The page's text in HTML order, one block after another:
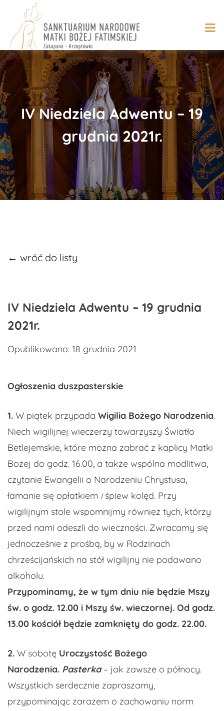
content
IV Niedziela Adwentu – 19
grudnia 2021r.
← wróć do listy
IV Niedziela Adwentu – 19 grudnia
2021r.
Opublikowano: 18 grudnia 2021
Ogłoszenia duszpasterskie
1. W piątek przypada Wigilia Bożego Narodzenia.
Niech wigilijnej wieczerzy towarzyszy Światło
Betlejemskie, które można zabrać z kaplicy Matki
Bożej do godz. 16.00, a także wspólna modlitwa,
czytanie Ewangelii o Narodzeniu Chrystusa,
łamanie się opłatkiem iśpiew kolęd. Przy
wigilijnym stole wspomnijmy również tych, którzy
przed nami odeszli do wieczności. Zwracamy się
jednocześnie z prośbą, by w Rodzinach
chrześcijańskich na stół wigilijny nie podawano
alkoholu.
Przypominamy, że w tym dniu nie będzie Mszy
św. o godz. 12.00 i Mszy św. wieczornej. Od godz.
13.00 kościół będzie zamknięty do godz. 22.00.
2. W sobotę Uroczystość Bożego
Narodzenia. Pasterka– jak zawsze o północy.
Wszystkich serdecznie zapraszamy,
przypominając zarazem o zachowaniu norm